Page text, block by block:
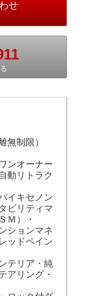
無制限）
ンオーナー
動リトラク
イキセノン
ビリティマ
Ｍ）・
ションマネ
ッドペイン
テリア・純
アリング・